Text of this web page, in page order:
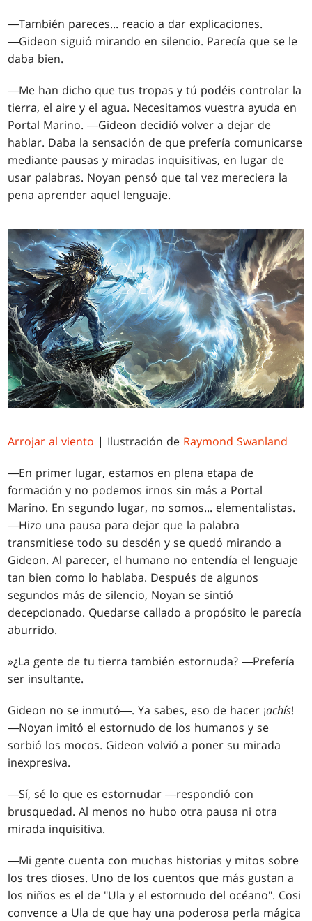
―También pareces... reacio a dar explicaciones.
―Gideon siguió mirando en silencio. Parecía que se le
daba bien.
―Me han dicho que tus tropas y tú podéis controlar la
tierra, el aire y el agua. Necesitamos vuestra ayuda en
Portal Marino. ―Gideon decidió volver a dejar de
hablar. Daba la sensación de que prefería comunicarse
mediante pausas y miradas inquisitivas, en lugar de
usar palabras. Noyan pensó que tal vez mereciera la
pena aprender aquel lenguaje.
Arrojar al viento | Ilustración de Raymond Swanland
―En primer lugar, estamos en plena etapa de
formación y no podemos irnos sin más a Portal
Marino. En segundo lugar, no somos... elementalistas.
―Hizo una pausa para dejar que la palabra
transmitiese todo su desdén y se quedó mirando a
Gideon. Al parecer, el humano no entendía el lenguaje
tan bien como lo hablaba. Después de algunos
segundos más de silencio, Noyan se sintió
decepcionado. Quedarse callado a propósito le parecía
aburrido.
»¿La gente de tu tierra también estornuda? ―Prefería
ser insultante.
Gideon no se inmutó―. Ya sabes, eso de hacer ¡achís!
―Noyan imitó el estornudo de los humanos y se
sorbió los mocos. Gideon volvió a poner su mirada
inexpresiva.
―Sí, sé lo que es estornudar ―respondió con
brusquedad. Al menos no hubo otra pausa ni otra
mirada inquisitiva.
―Mi gente cuenta con muchas historias y mitos sobre
los tres dioses. Uno de los cuentos que más gustan a
los niños es el de "Ula y el estornudo del océano". Cosi
convence a Ula de que hay una poderosa perla mágica